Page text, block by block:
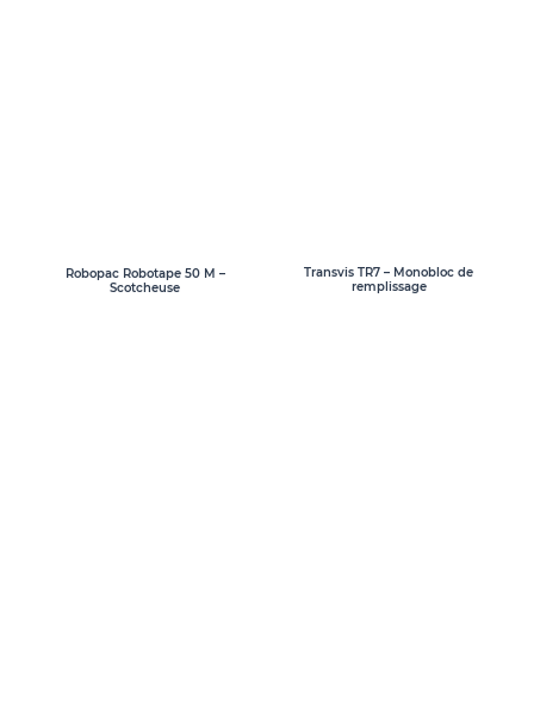
Robopac Robotape 50 M –
Scotcheuse
Transvis TR7 – Monobloc de
remplissage